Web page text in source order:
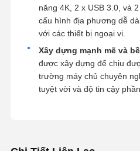
năng 4K, 2 x USB 3.0, và
cấu hình địa phương dễ
với các thiết bị ngoại vi.
Xây dựng mạnh mẽ và
được xây dựng để chịu
trường máy chủ chuyên
tuyệt vời và độ tin cậy